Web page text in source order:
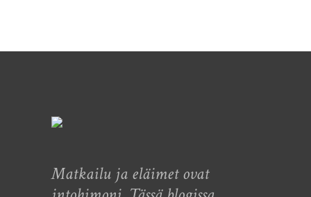
Matkailu ja eläimet ovat